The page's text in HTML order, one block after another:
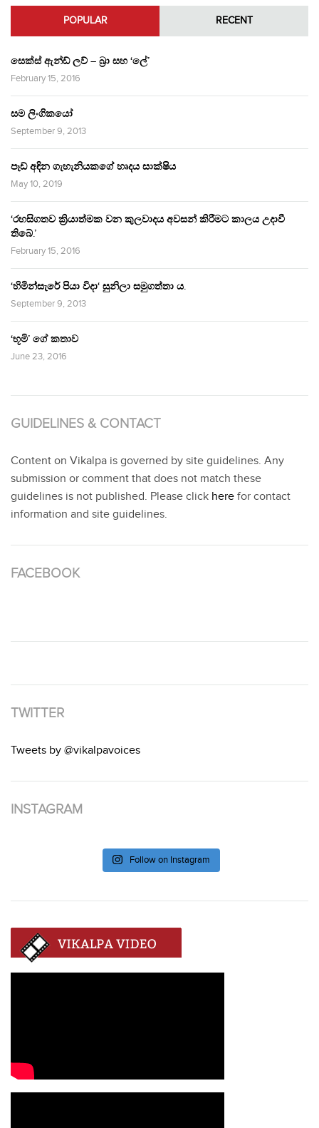
POPULAR RECENT
සෙක්ස් ඇන්ඩ් ලව් – බ්‍රා සහ ‘ලේ’
February 15, 2016
සම ලිංගිකයෝ
September 9, 2013
පෑඩ් අඳින ගැහැනියකගේ හෘදය සාක්ෂිය
May 10, 2019
‘රහසිගතව ක්‍රියාත්මක වන කුලවාදය අවසන් කිරීමට කාලය උදාවී
තිබේ.’
February 15, 2016
‘හිමින්සැරේ පියා විදා‘ සුනිලා සමුගත්තා ය.
September 9, 2013
‘භූමි’ ගේ කතාව
June 23, 2016
GUIDELINES & CONTACT
Content on Vikalpa is governed by site guidelines. Any
submission or comment that does not match these
guidelines is not published. Please click here for contact
information and site guidelines.
FACEBOOK
TWITTER
Tweets by @vikalpavoices
INSTAGRAM
Follow on Instagram